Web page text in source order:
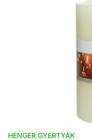
HENGER GYERTYÁK